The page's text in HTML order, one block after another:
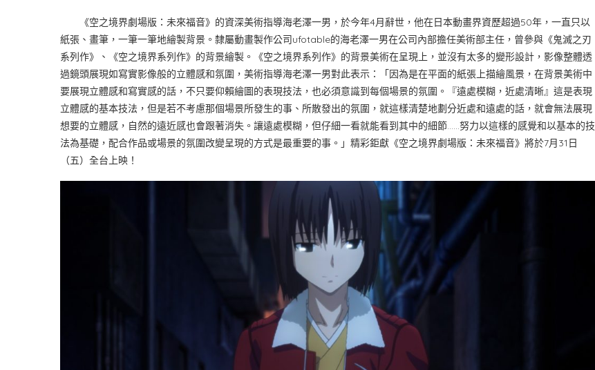
《空之境界劇場版：未來福音》的資深美術指導海老澤一男，於今年4月辭世，他在日本動畫界資歷超過50年，一直只以
紙張、畫筆，一筆一筆地繪製背景。隸屬動畫製作公司ufotable的海老澤一男在公司內部擔任美術部主任，曾參與《鬼滅之刃
系列作》、《空之境界系列作》的背景繪製。《空之境界系列作》的背景美術在呈現上，並沒有太多的變形設計，影像整體透
過鏡頭展現如寫實影像般的立體感和氛圍，美術指導海老澤一男對此表示：「因為是在平面的紙張上描繪風景，在背景美術中
要展現立體感和寫實感的話，不只要仰賴繪圖的表現技法，也必須意識到每個場景的氛圍。『遠處模糊，近處清晰』這是表現
立體感的基本技法，但是若不考慮那個場景所發生的事、所散發出的氛圍，就這樣清楚地劃分近處和遠處的話，就會無法展現
想要的立體感，自然的遠近感也會跟著消失。讓遠處模糊，但仔細一看就能看到其中的細節……努力以這樣的感覺和以基本的技
法為基礎，配合作品或場景的氛圍改變呈現的方式是最重要的事。」精彩鉅獻《空之境界劇場版：未來福音》將於7月31日
（五）全台上映！